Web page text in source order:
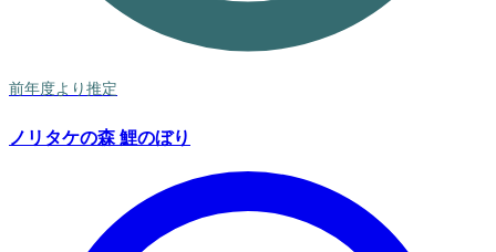
前年度より推定
ノリタケの森 鯉のぼり